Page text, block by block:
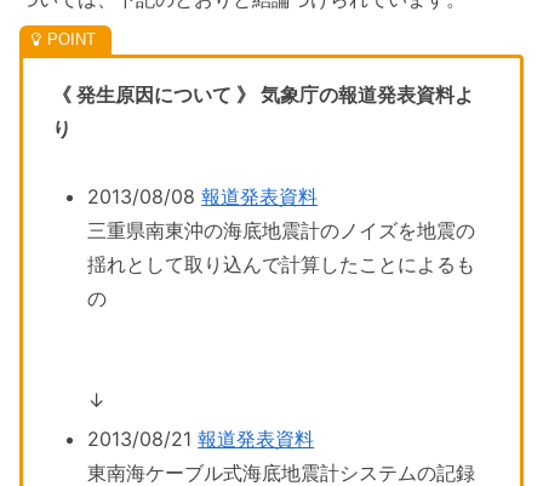
《 発生原因について 》 気象庁の報道発表資料よ
り
2013/08/08報道発表資料
三重県南東沖の海底地震計のノイズを地震の
揺れとして取り込んで計算したことによるも
の
↓
2013/08/21報道発表資料
東南海ケーブル式海底地震計システムの記録